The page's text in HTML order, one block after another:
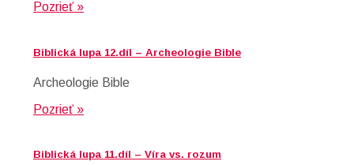
Pozrieť »
Biblická lupa 12.díl – Archeologie Bible
Archeologie Bible
Pozrieť »
Biblická lupa 11.díl – Víra vs. rozum